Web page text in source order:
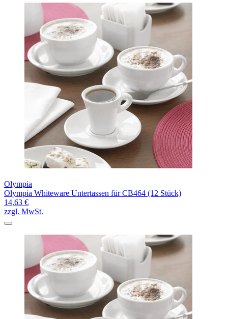
Olympia
Olympia Whiteware Untertassen für CB464 (12 Stück)
14,63 €
zzgl. MwSt.